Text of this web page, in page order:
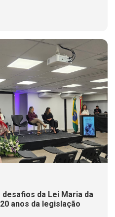
da Lei Maria da
anos da legislação